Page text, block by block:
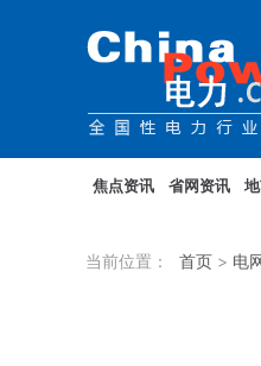
焦点资讯 省网资讯
当前位置： 首页 > 电